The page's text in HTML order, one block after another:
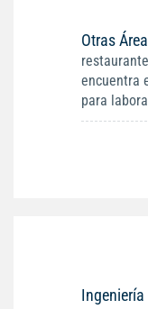
Otras
encuentra
para